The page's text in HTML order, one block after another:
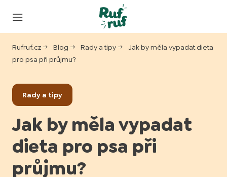
Rufruf.cz Blog Rady a tipy
Jak by měla vypadat dieta
pro psa při průjmu?
Rady a tipy
Jak by měla vypadat
dieta pro psa při
průjmu?